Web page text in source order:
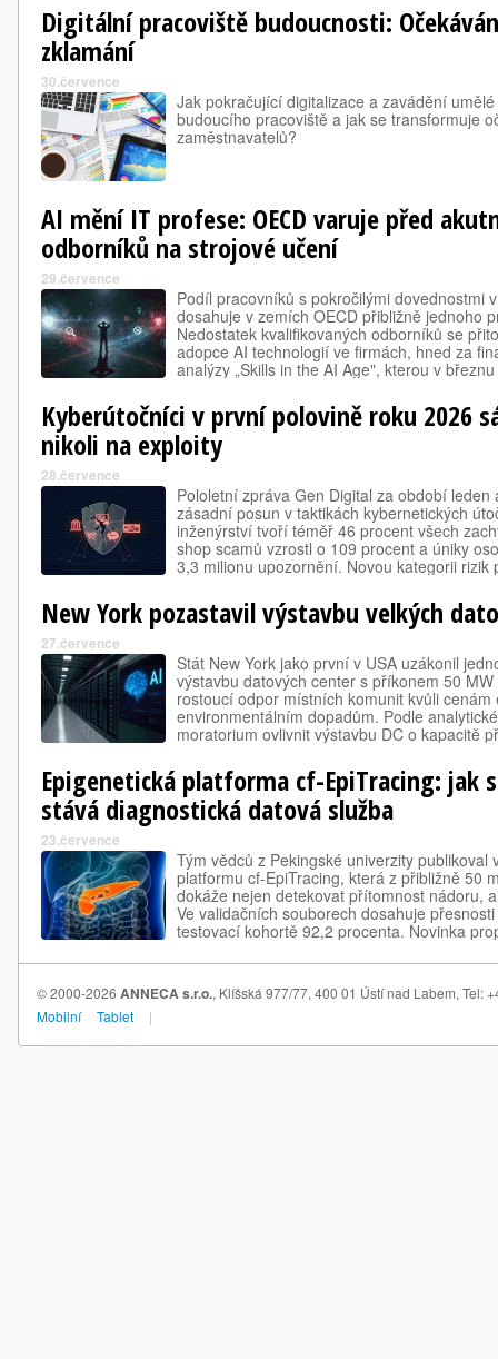
Digitální pracoviště budoucnosti:
zklamání
30.července
Jak pokračující digitalizace a zavádění
budoucího pracoviště a jak se transformuje
zaměstnavatelů?
AI mění IT profese: OECD varuje před
odborníků na strojové učení
29.července
Podíl pracovníků s pokročilými dovednostmi
dosahuje v zemích OECD přibližně jednoho
Nedostatek kvalifikovaných odborníků se
adopce AI technologií ve firmách, hned za
analýzy „Skills in the AI Age", kterou v
Kyberútočníci v první polovině roku 2026
nikoli na exploity
28.července
Pololetní zpráva Gen Digital za období
zásadní posun v taktikách kybernetických
inženýrství tvoří téměř 46 procent všech
shop scamů vzrostl o 109 procent a úniky
3,3 milionu upozornění. Novou kategorii rizik
New York pozastavil výstavbu velkých
27.července
Stát New York jako první v USA uzákonil
výstavbu datových center s příkonem 50
rostoucí odpor místních komunit kvůli
environmentálním dopadům. Podle
moratorium ovlivnit výstavbu DC o kapacitě
Epigenetická platforma cf-EpiTracing: jak
stává diagnostická datová služba
23.července
Tým vědců z Pekingské univerzity publikoval
platformu cf-EpiTracing, která z přibližně 50
dokáže nejen detekovat přítomnost nádoru,
Ve validačních souborech dosahuje
testovací kohortě 92,2 procenta. Novinka
© 2000-2026 ANNECA s.r.o., Klíšská 977/77, 400 01 Ústí nad Labem, Tel:
Mobilní
Tablet |